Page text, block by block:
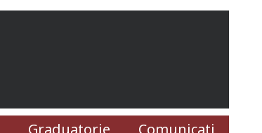
Graduatorie Comunicati